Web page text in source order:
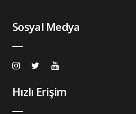
Sosyal Medya
Hızlı Erişim